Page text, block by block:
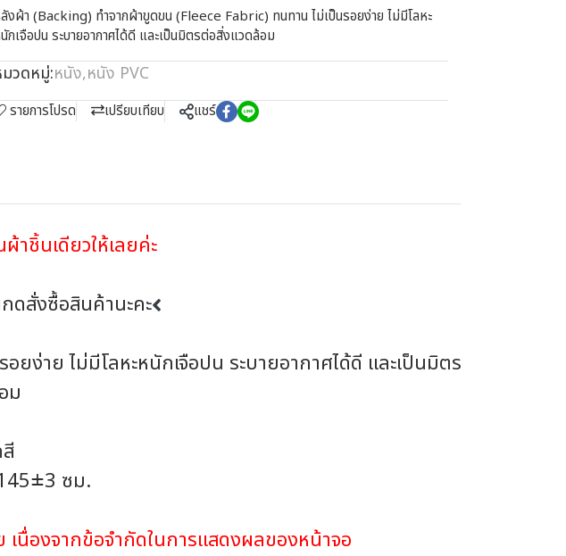
งผ้า (Backing) ทำจากผ้าขูดขน (Fleece Fabric) ทนทาน ไม่เป็นรอยง่าย ไม่มีโลหะ
กเจือปน ระบายอากาศได้ดี และเป็นมิตรต่อสิ่งแวดล้อม
วดหมู่:หนัง,หนัง PVC
รายการโปรด เปรียบเทียบ แชร์
าชิ้นเดียวให้เลยค่ะ
ดสั่งซื้อสินค้านะคะ
ง่าย ไม่มีโลหะหนักเจือปน ระบายอากาศได้ดี และเป็นมิตร
ม
ซม.
นื่องจากข้อจำกัดในการแสดงผลของหน้าจอ